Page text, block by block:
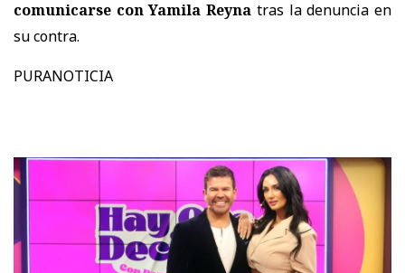
comunicarse con Yamila Reyna tras la denuncia en
su contra.
PURANOTICIA